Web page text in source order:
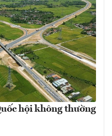
hội không thường